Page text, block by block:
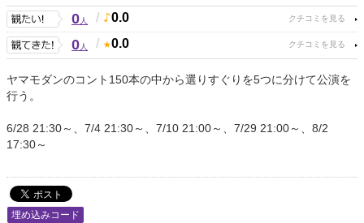
0人 / 0.0
0人 / 0.0
ヤマモダンのコント150本の中から選りすぐりを5つに分けて公演を
行う。
6/28 21:30～、7/4 21:30～、7/10 21:00～、7/29 21:00～、8/2
17:30～
埋め込みコード